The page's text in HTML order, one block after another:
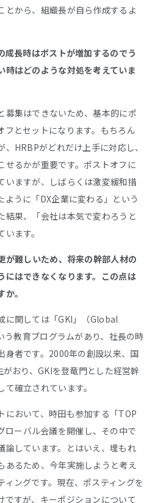
とから、組織長が自ら作成するよ
成長時はポストが増加するのでう
時はどのような対処を考えていま
募集はできないため、基本的にポ
フとセットになります。もちろん
HRBPがどれだけ上手に対応し、
せるかが重要です。ポストオフに
いますが、しばらくは激変緩和措
ように「DX企業に変わる」という
結果、「会社は本気で変わろうと
ます。
が難しいため、将来の幹部人材の
にはできなくなります。この点は
。
に関しては「GKI」（Global
教育プログラムがあり、社長の時
身者です。2000年の創設以来、国
おり、GKIを登竜門とした経営幹
確立されています。
において、時田も参加する「TOP
ローバル会議を開催し、その中で
論しています。とはいえ、埋もれ
あるため、今年実施しようと考え
ィングです。現在、ポスティングを
ですが、キーポジションについて